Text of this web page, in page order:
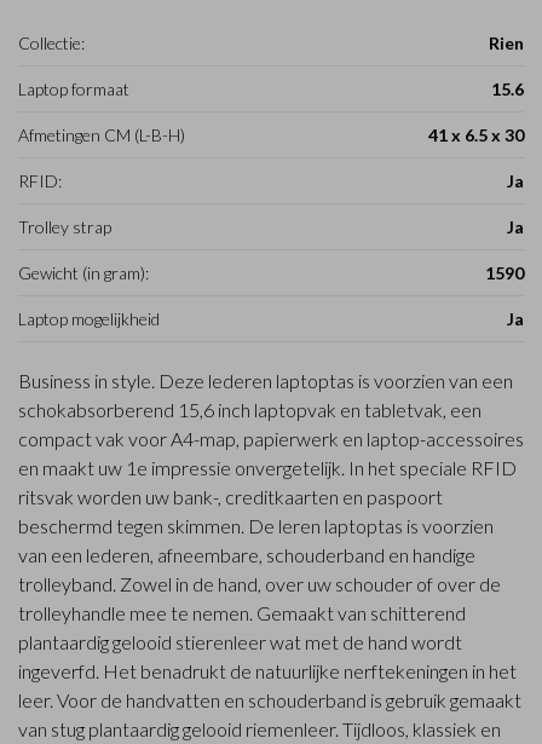
Collectie: Rien
Laptop formaat 15.6
Afmetingen CM (L-B-H) 41 x 6.5 x 30
RFID: Ja
Trolley strap Ja
Gewicht (in gram): 1590
Laptop mogelijkheid Ja
Business in style. Deze lederen laptoptas is voorzien van een
schokabsorberend 15,6 inch laptopvak en tabletvak, een
compact vak voor A4-map, papierwerk en laptop-accessoires
en maakt uw 1e impressie onvergetelijk. In het speciale RFID
ritsvak worden uw bank-, creditkaarten en paspoort
beschermd tegen skimmen. De leren laptoptas is voorzien
van een lederen, afneembare, schouderband en handige
trolleyband. Zowel in de hand, over uw schouder of over de
trolleyhandle mee te nemen. Gemaakt van schitterend
plantaardig gelooid stierenleer wat met de hand wordt
ingeverfd. Het benadrukt de natuurlijke nerftekeningen in het
leer. Voor de handvatten en schouderband is gebruik gemaakt
van stug plantaardig gelooid riemenleer. Tijdloos, klassiek en